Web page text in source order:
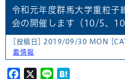
令和元年度群馬大学重粒子
会の開催します（10/5、
[投稿日] 2019/09/30 MON
着情報
Facebook
X Line